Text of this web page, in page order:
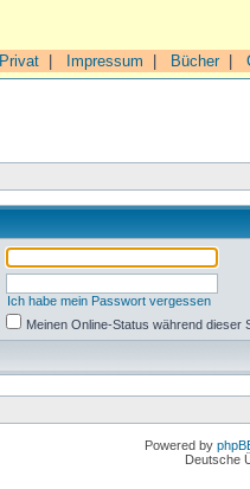
Privat Impressum Bücher|
Ich habe mein Passwort vergessen
Meinen Online-Status während dieser
Powered by
Deutsche